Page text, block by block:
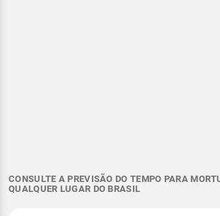
CONSULTE A PREVISÃO DO TEMPO PARA
QUALQUER LUGAR DO BRASIL